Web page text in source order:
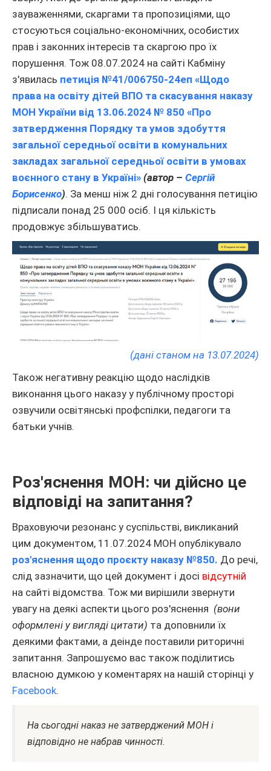
зауваженнями, скаргами та пропозиціями, що
стосуються соціально-економічних, особистих
прав і законних інтересів та скаргою про їх
порушення. Тож 08.07.2024 на сайті Кабміну
з'явилась петиція №41/006750-24еп «Щодо
права на освіту дітей ВПО та скасування наказу
МОН України від 13.06.2024 № 850 «Про
затвердження Порядку та умов здобуття
загальної середньої освіти в комунальних
закладах загальної середньої освіти в умовах
воєнного стану в Україні» (автор – Сергій
Борисенко). За менш ніж 2 дні голосування петицію
підписали понад 25 000 осіб. І ця кількість
продовжує збільшуватись.
(дані станом на 13.07.2024)
Також негативну реакцію щодо наслідків
виконання цього наказу у публічному просторі
озвучили освітянські профспілки, педагоги та
батьки учнів.
Роз'яснення МОН: чи дійсно це
відповіді на запитання?
Враховуючи резонанс у суспільстві, викликаний
цим документом, 11.07.2024 МОН опублікувало
роз'яснення щодо проєкту наказу №850. До речі,
слід зазначити, що цей документ і досі відсутній
на сайті відомства. Тож ми вирішили звернути
увагу на деякі аспекти цього роз'яснення (вони
оформлені у вигляді цитати) та доповнили їх
деякими фактами, а деінде поставили риторичні
запитання. Запрошуємо вас також поділитись
власною думкою у коментарях на нашій сторінці у
Facebook.
На сьогодні наказ не затверджений МОН і
відповідно не набрав чинності.